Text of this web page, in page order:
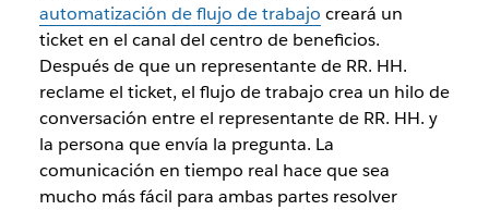
automatización de flujo de trabajo creará un
ticket en el canal del centro de beneficios.
Después de que un representante de RR. HH.
reclame el ticket, el flujo de trabajo crea un hilo de
conversación entre el representante de RR. HH. y
la persona que envía la pregunta. La
comunicación en tiempo real hace que sea
mucho más fácil para ambas partes resolver